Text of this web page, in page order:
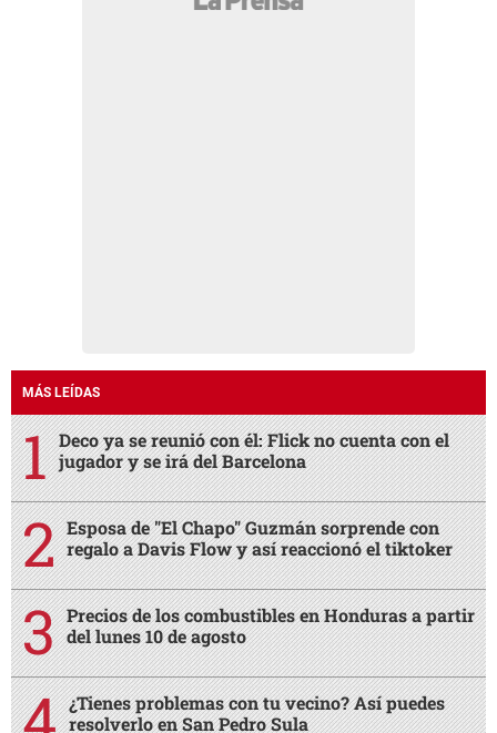
MÁS LEÍDAS
Deco ya se reunió con él: Flick no cuenta con el
jugador y se irá del Barcelona
Esposa de "El Chapo" Guzmán sorprende con
regalo a Davis Flow y así reaccionó el tiktoker
Precios de los combustibles en Honduras a partir
del lunes 10 de agosto
¿Tienes problemas con tu vecino? Así puedes
resolverlo en San Pedro Sula